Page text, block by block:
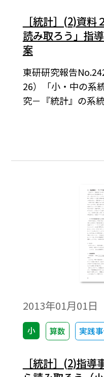
［統計］(2)資
読み取ろう」指
案
東研研究報告
26）「小・中の系
究－『統計』の系
研究会2012年12
ら，どのような考
卓を活用し，数と
見方を引き出せる
算の定着の差を無
を読むことや，数
く読むことに重点
2013年01月01日
小 算数 実践
［統計］(2)指